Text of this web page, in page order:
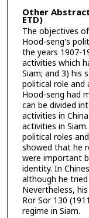
Other
ETD)
The objectives
Hood-seng's
the years 1907-
activities which
Siam; and 3) his
political role and
Hood-seng had
can be divided
activities in
activities in
political roles
showed that he
were important
identity. In
although he
Nevertheless,
Ror Sor 130
regime in Siam.